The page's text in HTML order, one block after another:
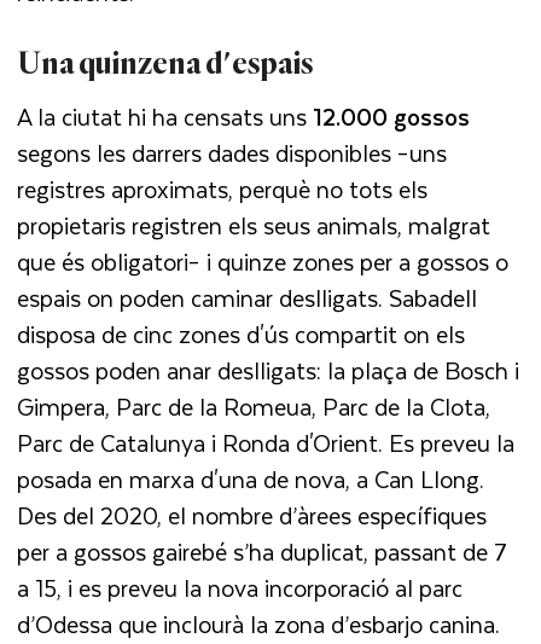
Una quinzena d'espais
A la ciutat hi ha censats uns12.000 gossos
segons les darrers dades disponibles –uns
registres aproximats, perquè no tots els
propietaris registren els seus animals, malgrat
que és obligatori– i quinze zones per a gossos o
espais on poden caminar deslligats. Sabadell
disposa de cinc zones d'ús compartit on els
gossos poden anar deslligats: la plaça de Bosch i
Gimpera, Parc de la Romeua, Parc de la Clota,
Parc de Catalunya i Ronda d'Orient. Es preveu la
posada en marxa d'una de nova, a Can Llong.
Des del 2020, el nombre d’àrees específiques
per a gossos gairebé s’ha duplicat, passant de 7
a 15, i es preveu la nova incorporació al parc
d’Odessa que inclourà la zona d’esbarjo canina.